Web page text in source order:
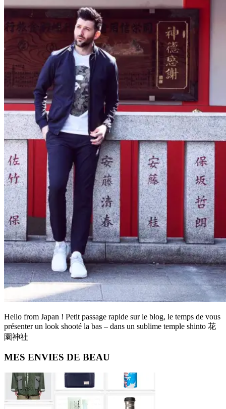
Hello from Japan ! Petit passage rapide sur le blog, le temps de vous
présenter un look shooté la bas – dans un sublime temple shinto 花
園神社
Primary
Sidebar
MES ENVIES DE BEAU